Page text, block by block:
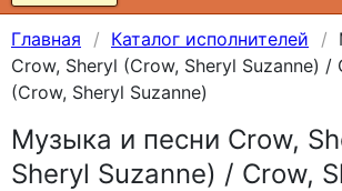
Главная Каталог исполнителей
Crow, Sheryl (Crow, Sheryl Suzanne) /
(Crow, Sheryl Suzanne)
Музыка и песни Crow,
Sheryl Suzanne) / Crow,